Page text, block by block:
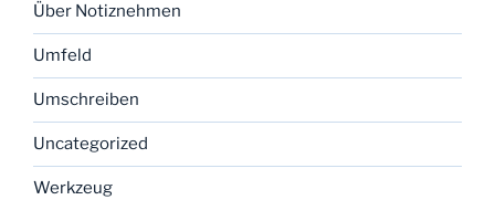
Über Notiznehmen
Umfeld
Umschreiben
Uncategorized
Werkzeug